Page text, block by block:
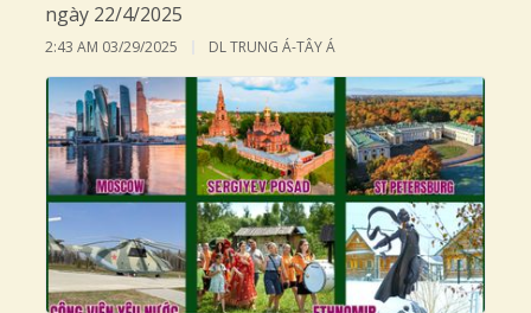
ngày 22/4/2025
2:43 AM 03/29/2025 DL TRUNG Á-TÂY Á